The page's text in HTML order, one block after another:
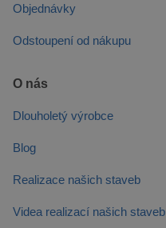
Objednávky
Odstoupení od nákupu
O nás
Dlouholetý výrobce
Blog
Realizace našich staveb
Videa realizací našich staveb